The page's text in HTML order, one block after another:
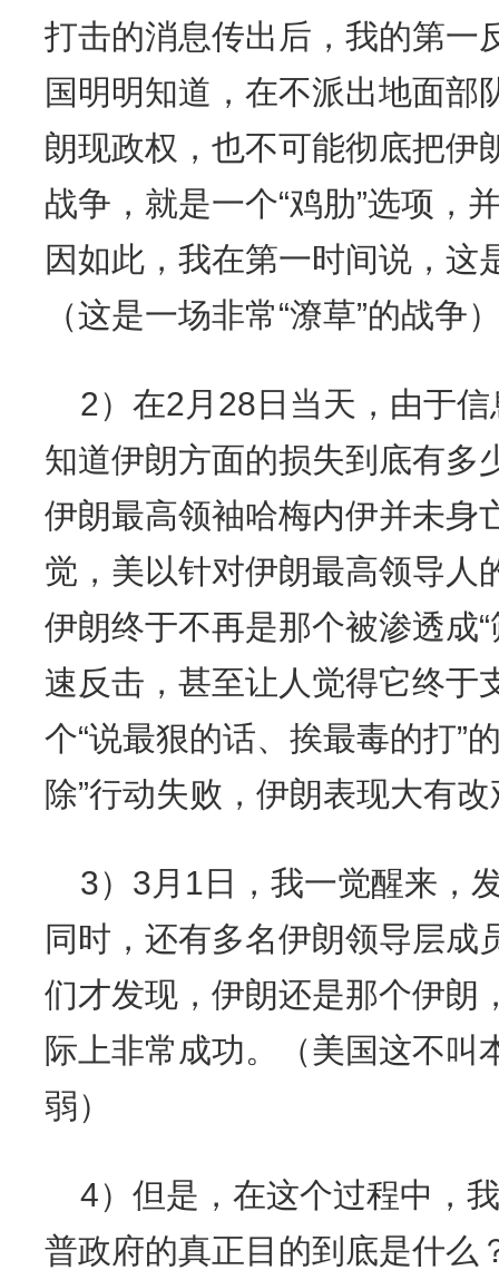
打击的消息传出后，我的第一
国明明知道，在不派出地面部
朗现政权，也不可能彻底把伊
战争，就是一个“鸡肋”选项，
因如此，我在第一时间说，这
（这是一场非常“潦草”的战争
2）在2月28日当天，由于
知道伊朗方面的损失到底有多
伊朗最高领袖哈梅内伊并未身
觉，美以针对伊朗最高领导人
伊朗终于不再是那个被渗透成
速反击，甚至让人觉得它终于
个“说最狠的话、挨最毒的打”
除”行动失败，伊朗表现大有
3）3月1日，我一觉醒来，
同时，还有多名伊朗领导层成
们才发现，伊朗还是那个伊朗
际上非常成功。（美国这不叫
弱）
4）但是，在这个过程中，
普政府的真正目的到底是什么